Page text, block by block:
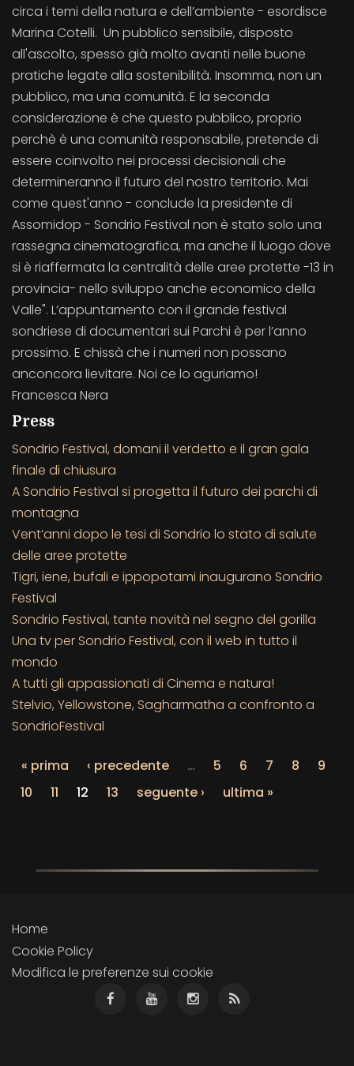
circa i temi della natura e dell’ambiente - esordisce
Marina Cotelli. Un pubblico sensibile, disposto
all'ascolto, spesso già molto avanti nelle buone
pratiche legate alla sostenibilità. Insomma, non un
pubblico, ma una comunità. E la seconda
considerazione è che questo pubblico, proprio
perchè è una comunità responsabile, pretende di
essere coinvolto nei processi decisionali che
determineranno il futuro del nostro territorio. Mai
come quest'anno - conclude la presidente di
Assomidop - Sondrio Festival non è stato solo una
rassegna cinematografica, ma anche il luogo dove
si è riaffermata la centralità delle aree protette -13 in
provincia- nello sviluppo anche economico della
Valle". L’appuntamento con il grande festival
sondriese di documentari sui Parchi è per l’anno
prossimo. E chissà che i numeri non possano
anconcora lievitare. Noi ce lo aguriamo!
Francesca Nera
Press
Sondrio Festival, domani il verdetto e il gran gala
finale di chiusura
A Sondrio Festival si progetta il futuro dei parchi di
montagna
Vent’anni dopo le tesi di Sondrio lo stato di salute
delle aree protette
Tigri, iene, bufali e ippopotami inaugurano Sondrio
Festival
Sondrio Festival, tante novità nel segno del gorilla
Una tv per Sondrio Festival, con il web in tutto il
mondo
A tutti gli appassionati di Cinema e natura!
Stelvio, Yellowstone, Sagharmatha a confronto a
SondrioFestival
« prima ‹ precedente … 5 6 7 8
9
10
11 12 13 seguente › ultima »
Home
Cookie Policy
Modifica le preferenze sui cookie